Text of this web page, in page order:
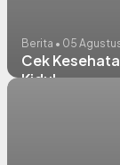
Berita • 05
Cek
Kidul